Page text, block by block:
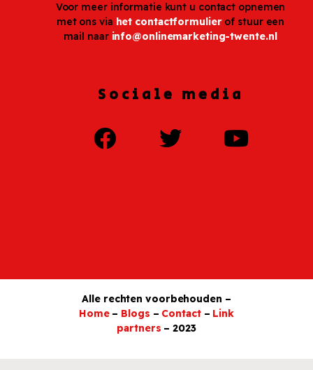
Voor meer informatie kunt u contact opnemen
met ons via het contactformulierof stuur een
mail naar info@onlinemarketing-twente.nl
Sociale media
Alle rechten voorbehouden –
Home – Blogs – Contact – Link
partners – 2023